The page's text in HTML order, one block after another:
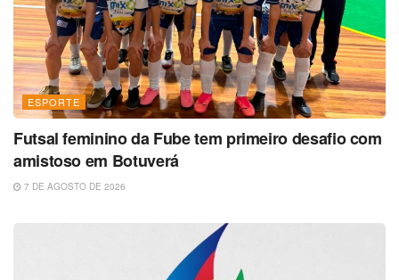
ESPORTE
Futsal feminino da Fube tem primeiro desafio com
amistoso em Botuverá
7 DE AGOSTO DE 2026